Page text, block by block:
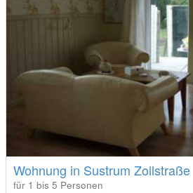
Wohnung in Sustrum Zollstraße
für 1 bis 5 Personen